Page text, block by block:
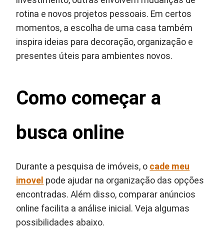
rotina e novos projetos pessoais. Em certos
momentos, a escolha de uma casa também
inspira ideias para decoração, organização e
presentes úteis para ambientes novos.
Como começar a
busca online
Durante a pesquisa de imóveis, o cade meu
imovel pode ajudar na organização das opções
encontradas. Além disso, comparar anúncios
online facilita a análise inicial. Veja algumas
possibilidades abaixo.